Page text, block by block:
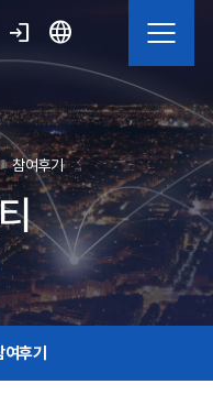
login language
참여후기
여후기